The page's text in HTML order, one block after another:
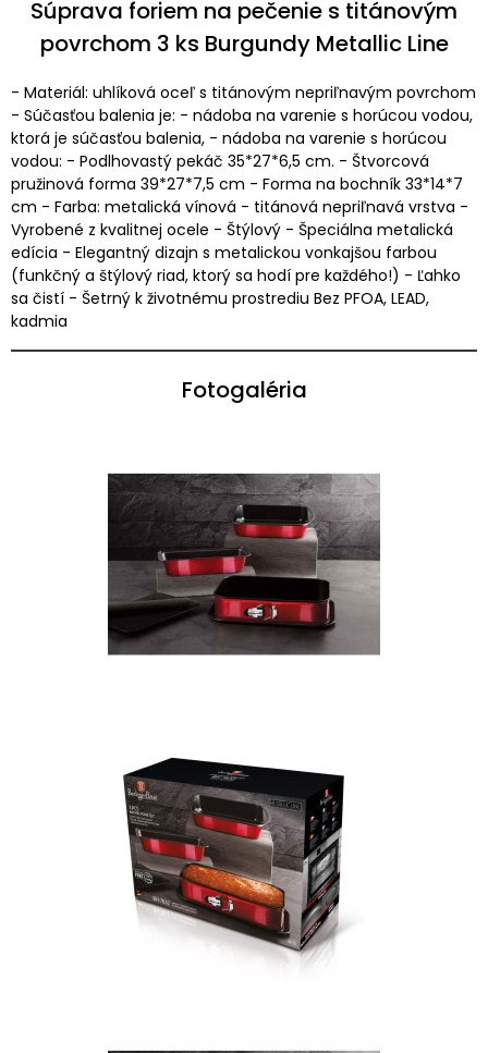
Súprava foriem na pečenie s titánovým
povrchom 3 ks Burgundy Metallic Line
- Materiál: uhlíková oceľ s titánovým nepriľnavým povrchom
- Súčasťou balenia je: - nádoba na varenie s horúcou vodou,
ktorá je súčasťou balenia, - nádoba na varenie s horúcou
vodou: - Podlhovastý pekáč 35*27*6,5 cm. - Štvorcová
pružinová forma 39*27*7,5 cm - Forma na bochník 33*14*7
cm - Farba: metalická vínová - titánová nepriľnavá vrstva -
Vyrobené z kvalitnej ocele - Štýlový - Špeciálna metalická
edícia - Elegantný dizajn s metalickou vonkajšou farbou
(funkčný a štýlový riad, ktorý sa hodí pre každého!) - Ľahko
sa čistí - Šetrný k životnému prostrediu Bez PFOA, LEAD,
kadmia
Fotogaléria